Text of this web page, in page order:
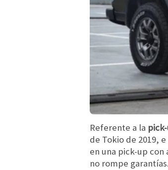
Referente a la
de Tokio de 2019,
en una pick-up
no rompe garantías.